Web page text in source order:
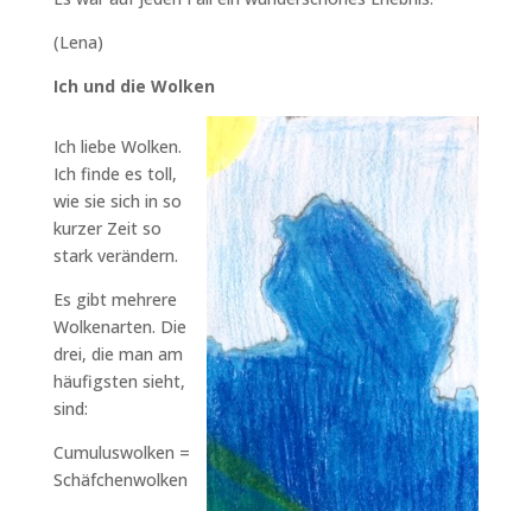
(Lena)
Ich und die Wolken
Ich liebe Wolken.
Ich finde es toll,
wie sie sich in so
kurzer Zeit so
stark verändern.
Es gibt mehrere
Wolkenarten. Die
drei, die man am
häufigsten sieht,
sind:
Cumuluswolken =
Schäfchenwolken